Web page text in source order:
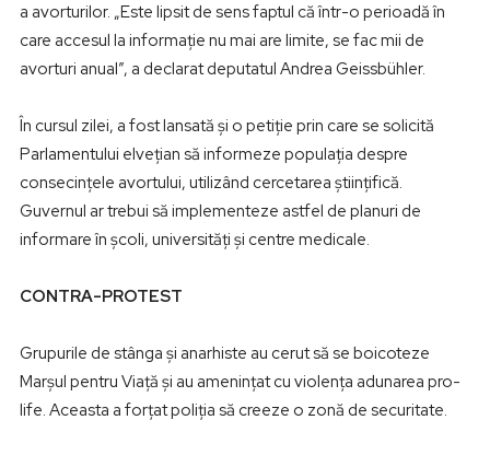
a avorturilor. „Este lipsit de sens faptul că într-o perioadă în
care accesul la informație nu mai are limite, se fac mii de
avorturi anual”, a declarat deputatul Andrea Geissbühler.
În cursul zilei, a fost lansată și o petiție prin care se solicită
Parlamentului elvețian să informeze populația despre
consecințele avortului, utilizând cercetarea științifică.
Guvernul ar trebui să implementeze astfel de planuri de
informare în școli, universități și centre medicale.
CONTRA-PROTEST
Grupurile de stânga și anarhiste au cerut să se boicoteze
Marșul pentru Viață și au amenințat cu violența adunarea pro-
life. Aceasta a forțat poliția să creeze o zonă de securitate.